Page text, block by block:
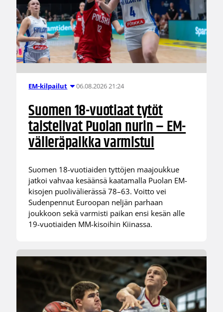
EM-kilpailut 06.08.2026 21:24
Suomen 18-vuotiaat tytöt
taistelivat Puolan nurin – EM-
välieräpaikka varmistui
Suomen 18-vuotiaiden tyttöjen maajoukkue
jatkoi vahvaa kesäänsä kaatamalla Puolan EM-
kisojen puolivälierässä 78–63. Voitto vei
Sudenpennut Euroopan neljän parhaan
joukkoon sekä varmisti paikan ensi kesän alle
19-vuotiaiden MM-kisoihin Kiinassa.